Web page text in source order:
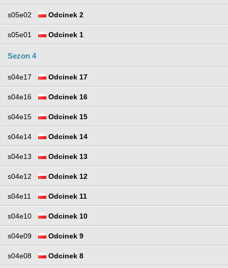
s05e02 Odcinek 2
s05e01 Odcinek 1
Sezon 4
s04e17 Odcinek 17
s04e16 Odcinek 16
s04e15 Odcinek 15
s04e14 Odcinek 14
s04e13 Odcinek 13
s04e12 Odcinek 12
s04e11 Odcinek 11
s04e10 Odcinek 10
s04e09 Odcinek 9
s04e08 Odcinek 8